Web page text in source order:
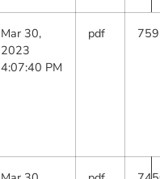
Mar 30,
2023
4:07:40 PM
pdf